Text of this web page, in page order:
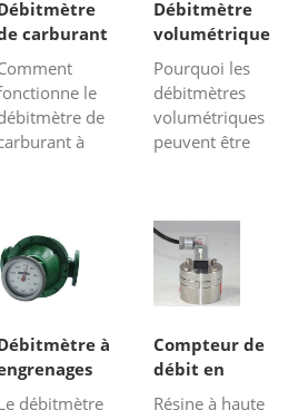
carburant
à faible débit
le
de
à
l'essence, le
carburant
diesel, le
et
peuvent
Débitmètre
volumétrique
pour
carburants et
huiles
Pourquoi les
débitmètres
volumétriques
peuvent être
les huiles ? La
mesure du
débit
volumétrique
des carburants
ou des huiles
fait référence
à
à
débitmètre
Compteur de
débit en
résine
Résine à haute